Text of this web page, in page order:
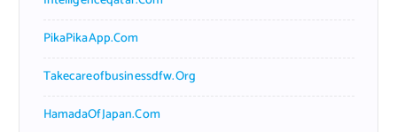
PikaPikaApp.com
Takecareofbusinessdfw.org
HamadaOfJapan.com